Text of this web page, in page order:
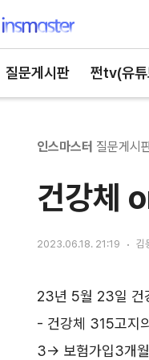
질문게시판 쩐tv(유
인스마스터 질문게시
건강체
2023.06.18. 21:19 김
23년 5월 23일 건
- 건강체 315고지
3-> 보험가입3개